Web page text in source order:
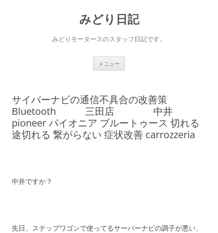
みどり日記
みどりモータースのスタッフ日記です。
メニュー
サイバーナビの通信不具合の改善策
Bluetooth 三田店 中井
pioneer パイオニア ブルートゥース 切れる
途切れる 繋がらない 症状改善 carrozzeria
中井ですか？
先日、ステップワゴンで使ってるサーバーナビの調子が悪い、